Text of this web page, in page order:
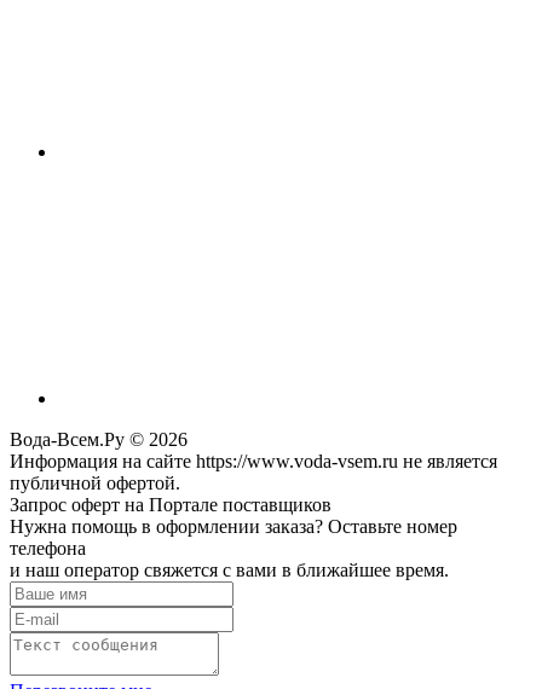
Вода-Всем.Ру © 2026
Информация на сайте https://www.voda-vsem.ru не является
публичной офертой.
Запрос оферт на Портале поставщиков
Нужна помощь в оформлении заказа? Оставьте номер
телефона
и наш оператор свяжется с вами в ближайшее время.